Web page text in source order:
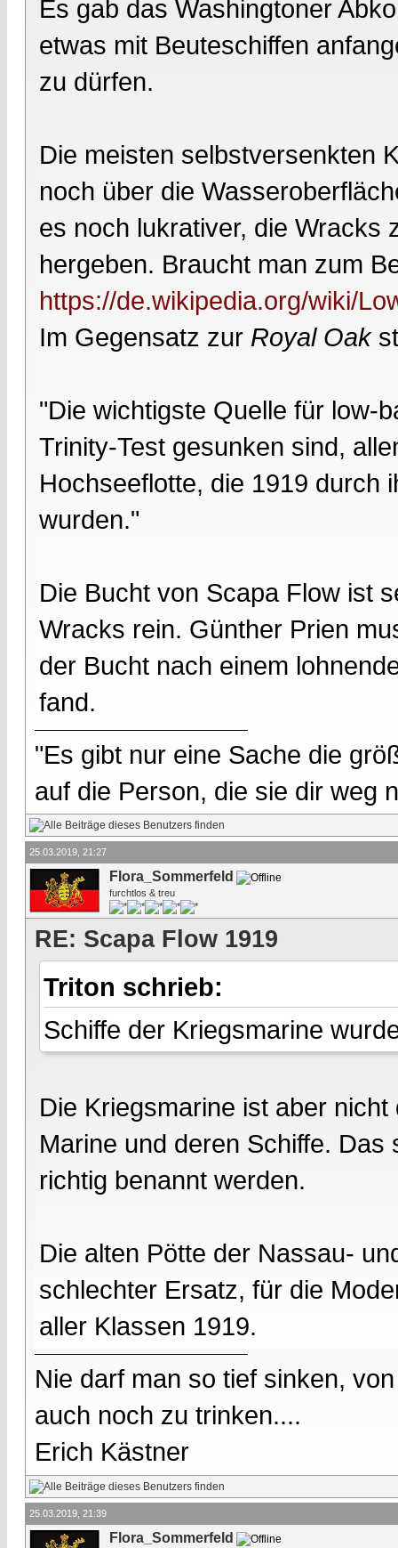
Es gab das Washingtoner
etwas mit Beuteschiffen
zu dürfen.
Die meisten selbstversenkten
noch über die
es noch lukrativer, die Wracks
hergeben. Braucht man zum
https://de.wikipedia.org/wiki/
Im Gegensatz zur Royal Oak
"Die wichtigste Quelle für low-
Trinity-Test gesunken sind,
Hochseeflotte, die 1919 durch
wurden."
Die Bucht von Scapa Flow ist
Wracks rein. Günther Prien
der Bucht nach einem
fand.
"Es gibt nur eine Sache die
auf die Person, die sie dir weg
25.03.2019, 21:27
Flora_Sommerfeld
furchtlos & treu
RE: Scapa Flow 1919
Triton schrieb:
Schiffe der Kriegsmarine
Die Kriegsmarine ist aber
Marine und deren Schiffe.
richtig benannt werden.
Die alten Pötte der Nassau-
schlechter Ersatz, für die
aller Klassen 1919.
Nie darf man so tief sinken,
auch noch zu trinken....
Erich Kästner
25.03.2019, 21:39
Flora_Sommerfeld